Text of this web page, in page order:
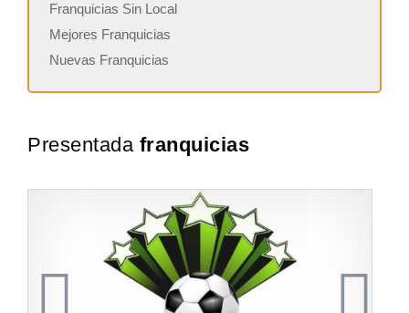
Franquicias Sin Local
Mejores Franquicias
Nuevas Franquicias
Presentada franquicias